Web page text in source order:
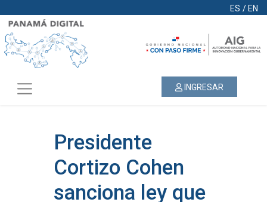
ES / EN
INGRESAR
Presidente
Cortizo Cohen
sanciona ley que